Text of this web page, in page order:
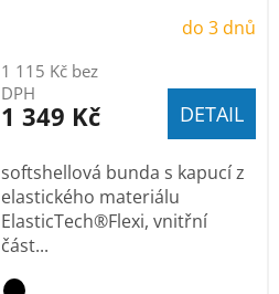
do 3 dnů
1 115 Kč bez
DPH
1 349 Kč DETAIL
softshellová bunda s kapucí z
elastického materiálu
ElasticTech®Flexi, vnitřní
část...